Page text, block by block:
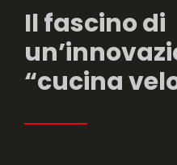
Il fascino di
“cucina